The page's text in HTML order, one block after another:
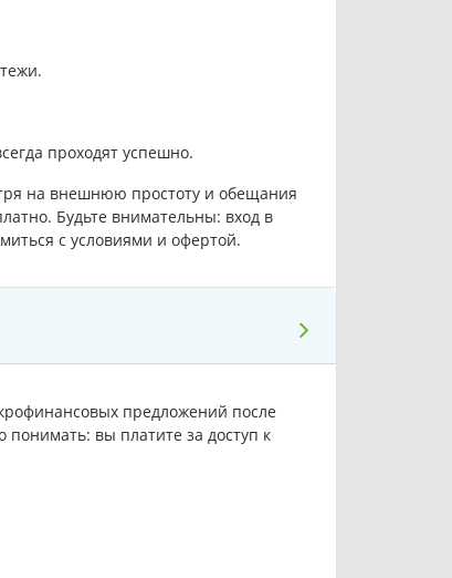
проходят успешно.
на внешнюю простоту и обещания
Будьте внимательны: вход в
с условиями и офертой.
предложений после
вы платите за доступ к